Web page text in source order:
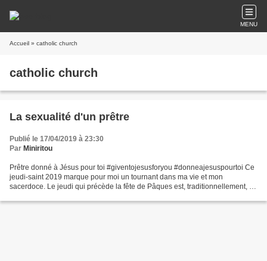
MENU
Accueil » catholic church
catholic church
La sexualité d'un prêtre
Publié le 17/04/2019 à 23:30
Par Miniritou
Prêtre donné à Jésus pour toi #giventojesusforyou #donneajesuspourtoi Ce
jeudi-saint 2019 marque pour moi un tournant dans ma vie et mon
sacerdoce. Le jeudi qui précède la fête de Pâques est, traditionnellement, la